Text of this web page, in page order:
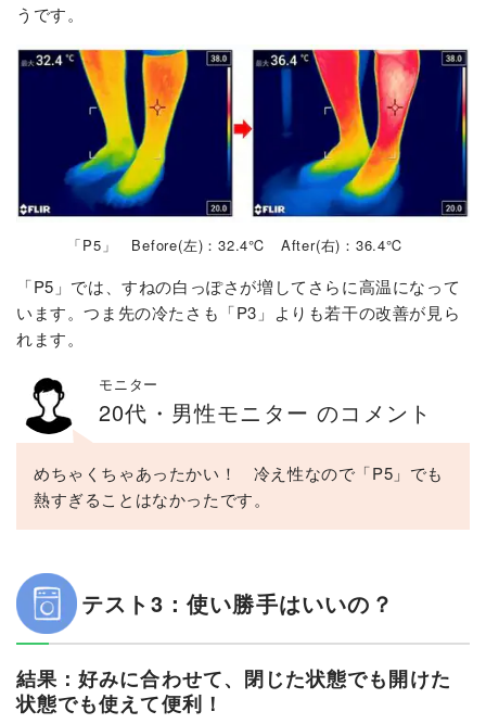
うです。
「P5」 Before(左)：32.4℃ After(右)：36.4℃
「P5」では、すねの白っぽさが増してさらに高温になって
います。つま先の冷たさも「P3」よりも若干の改善が見ら
れます。
モニター
20代・男性モニター のコメント
めちゃくちゃあったかい！ 冷え性なので「P5」でも
熱すぎることはなかったです。
テスト3：使い勝手はいいの？
結果：好みに合わせて、閉じた状態でも開けた
状態でも使えて便利！